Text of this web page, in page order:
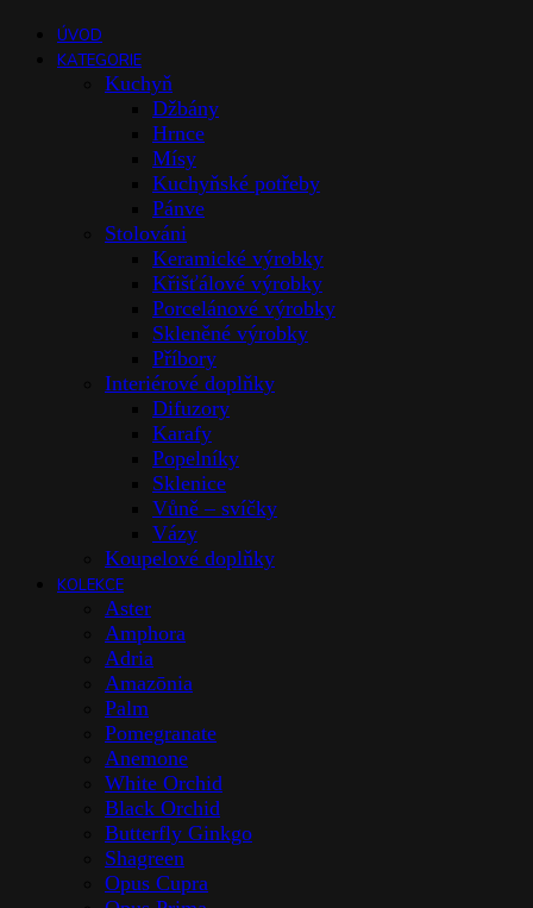
ÚVOD
KATEGORIE
Kuchyň
Džbány
Hrnce
Mísy
Kuchyňské potřeby
Pánve
Stolováni
Keramické výrobky
Křišťálové výrobky
Porcelánové výrobky
Skleněné výrobky
Příbory
Interiérové doplňky
Difuzory
Karafy
Popelníky
Sklenice
Vůně – svíčky
Vázy
Koupelové doplňky
KOLEKCE
Aster
Amphora
Adria
Amazōnia
Palm
Pomegranate
Anemone
White Orchid
Black Orchid
Butterfly Ginkgo
Shagreen
Opus Cupra